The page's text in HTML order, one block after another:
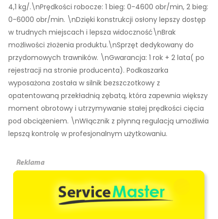
4,1 kg/.\nPrędkości robocze: 1 bieg: 0-4600 obr/min, 2 bieg:
0-6000 obr/min. \nDzięki konstrukcji osłony lepszy dostęp
w trudnych miejscach i lepsza widoczność\nBrak
możliwości złożenia produktu.\nSprzęt dedykowany do
przydomowych trawników. \nGwarancja: 1 rok + 2 lata( po
rejestracji na stronie producenta). Podkaszarka
wyposażona została w silnik bezszczotkowy z
opatentowaną przekładnią zębatą, która zapewnia większy
moment obrotowy i utrzymywanie stałej prędkości cięcia
pod obciążeniem. \nWłącznik z płynną regulacją umożliwia
lepszą kontrolę w profesjonalnym użytkowaniu.